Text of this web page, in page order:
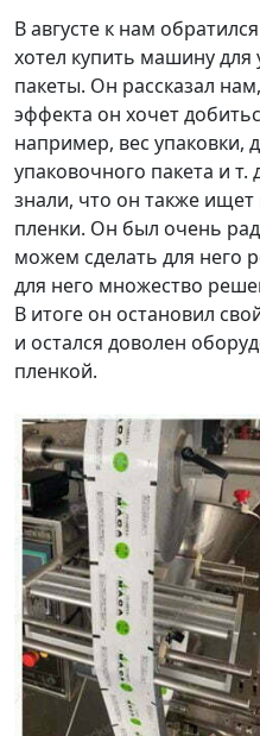
В августе к нам
хотел купить машину
пакеты. Он рассказал
эффекта он хочет
например, вес упаковки,
упаковочного пакета и
знали, что он также
пленки. Он был очень
можем сделать для него
для него множество
В итоге он остановил
и остался доволен
пленкой.